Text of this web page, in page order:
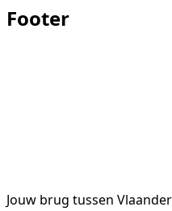
Footer
Jouw brug tussen